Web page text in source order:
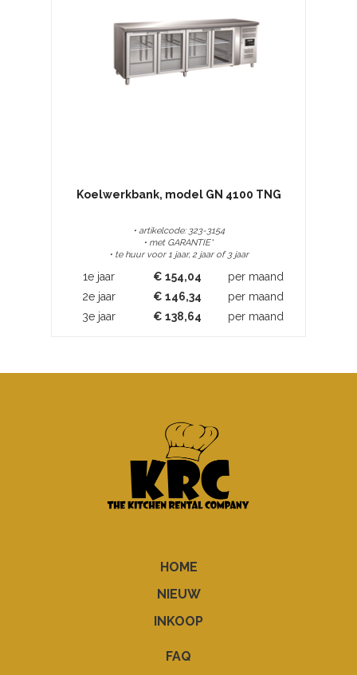
Koelwerkbank, model GN 4100 TNG
• artikelcode: 323-3154
• met GARANTIE*
• te huur voor 1 jaar, 2 jaar of 3 jaar
1e jaar € 154,04
per maand
2e jaar
€ 146,34
per maand
3e jaar
€ 138,64 per maand
HOME
NIEUW
INKOOP
FAQ